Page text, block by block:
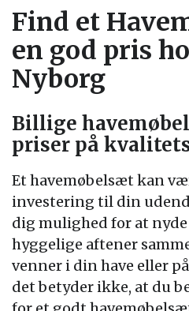
Find et
en god pris
Nyborg
Billige
priser på
Et havemøbelsæt kan
investering til din
dig mulighed for at
hyggelige aftener
venner i din have eller
det betyder ikke, at du